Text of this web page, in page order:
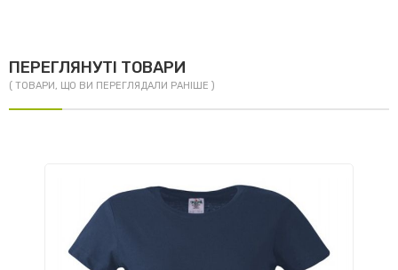
ПЕРЕГЛЯНУТІ ТОВАРИ
( ТОВАРИ, ЩО ВИ ПЕРЕГЛЯДАЛИ РАНІШЕ )